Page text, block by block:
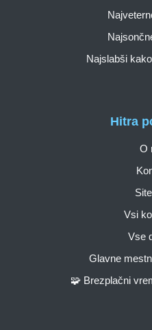
Hitra
O
Vsi
Vse
Glavne
🧩 Brezplačni
Najslabši